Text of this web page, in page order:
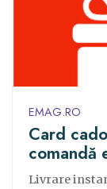
EMAG.RO
Card
comandă
Livrare